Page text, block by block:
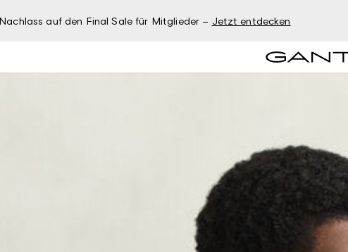
auf den Final Sale für Mitglieder – Jetzt entdecken